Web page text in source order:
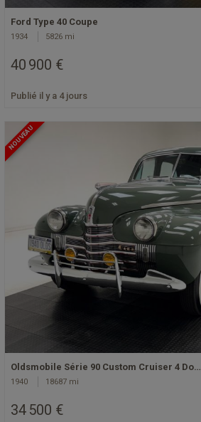
Ford Type 40 Coupe
1934 5826 mi
40 900 €
Publié il y a 4 jours
NOUVEAU
Oldsmobile Série 90 Custom Cruiser 4 Do…
1940 18687 mi
34 500 €